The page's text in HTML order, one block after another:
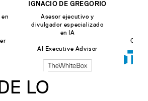
en
IGNACIO DE GREGORIO
Asesor ejecutivo y
divulgador especializado
en IA
AI Executive Advisor
Chief
LO